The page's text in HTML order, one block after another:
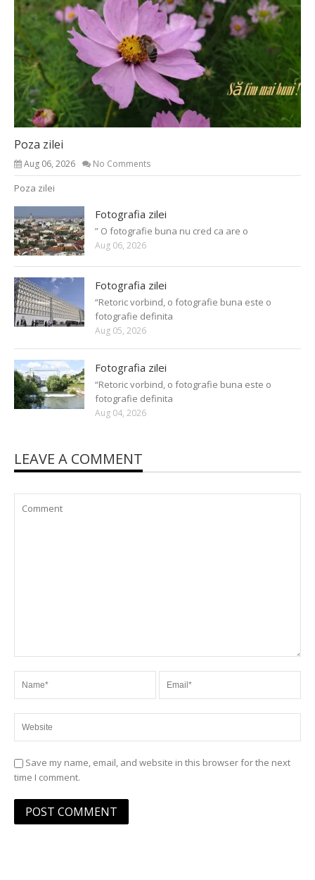
Poza zilei
Aug 06, 2026 No Comments
Poza zilei
Fotografia zilei
” O fotografie buna nu cred ca are o
Aug 06, 2026
Fotografia zilei
“Retoric vorbind, o fotografie buna este o
fotografie definita
Aug 05, 2026
Fotografia zilei
“Retoric vorbind, o fotografie buna este o
fotografie definita
Aug 04, 2026
LEAVE A COMMENT
Save my name, email, and website in this browser for the next
time I comment.